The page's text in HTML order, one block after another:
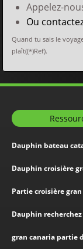
Appelez-
Ou
Quand tu sais le
plaît((*)Ref).
Dauphin bateau
Dauphin croisière
Partie croisière
Dauphin
gran canaria partie